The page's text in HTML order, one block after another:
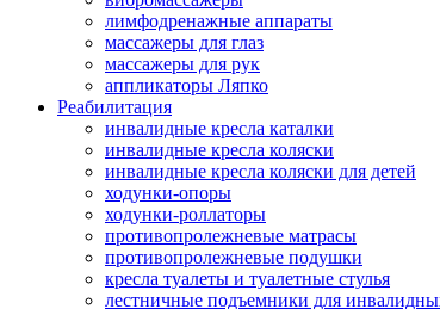
лимфодренажные аппараты
массажеры для глаз
массажеры для рук
аппликаторы Ляпко
Реабилитация
инвалидные кресла каталки
инвалидные кресла коляски
инвалидные кресла коляски для детей
ходунки-опоры
ходунки-роллаторы
противопролежневые матрасы
противопролежневые подушки
кресла туалеты и туалетные стулья
лестничные подъемники для